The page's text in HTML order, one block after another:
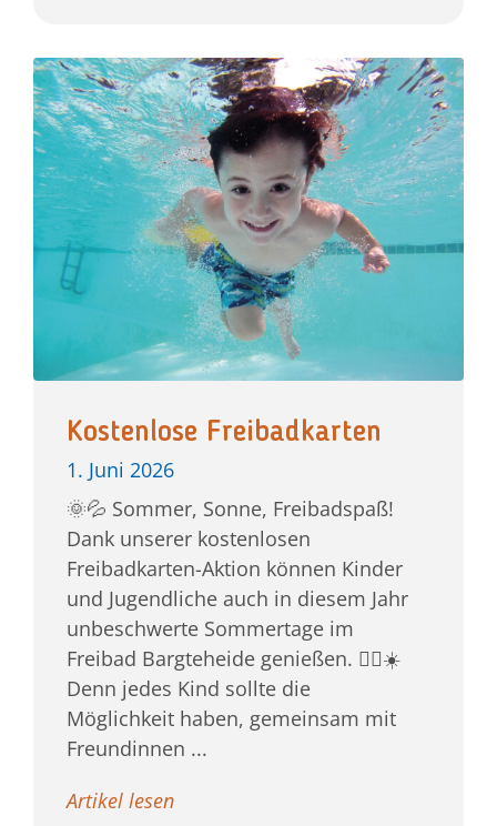
Kostenlose Freibadkarten
1. Juni 2026
🌞💦 Sommer, Sonne, Freibadspaß!
Dank unserer kostenlosen
Freibadkarten-Aktion können Kinder
und Jugendliche auch in diesem Jahr
unbeschwerte Sommertage im
Freibad Bargteheide genießen. 🏊‍♀️☀️
Denn jedes Kind sollte die
Möglichkeit haben, gemeinsam mit
Freundinnen ...
Artikel lesen